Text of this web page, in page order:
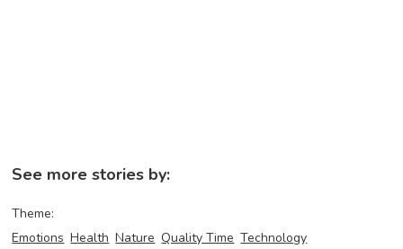
See more stories by:
Theme:
Emotions Health Nature Quality Time Technology